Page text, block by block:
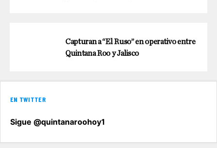
Capturan a “El Ruso” en operativo entre
Quintana Roo y Jalisco
EN TWITTER
Sigue @quintanaroohoy1